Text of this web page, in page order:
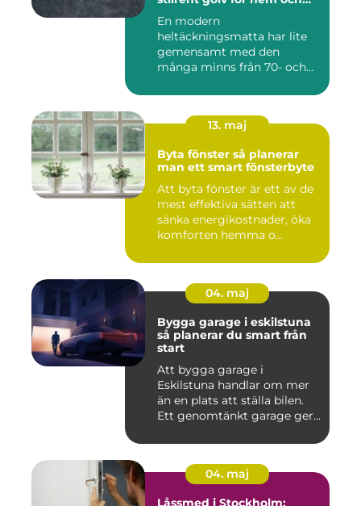
En modern
heltäckningsmatta har lite
gemensamt med den
många minns från 70- och
13. maj
Byta fönster så planerar
man ett smart fönsterbyte
Att byta fönster är ett av de
mest effektiva sätten att
sänka energikostnader, öka
komforten hemma o...
04. maj
Bygga garage i eskilstuna
så planerar du smart från
start
Att bygga garage i
Eskilstuna handlar om mer
än en plats att ställa bilen.
Ett genomtänkt garage ger...
04. maj
Låssmed i Stockholm: